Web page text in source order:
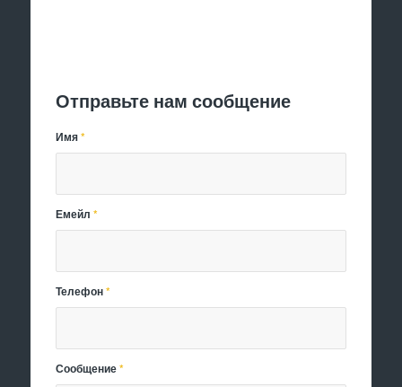
Отправьте нам сообщение
Имя*
Емейл*
Телефон*
Сообщение*